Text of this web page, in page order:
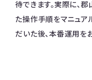
待できます。実際に、
た操作手順をマニュ
だいた後、本番運用を